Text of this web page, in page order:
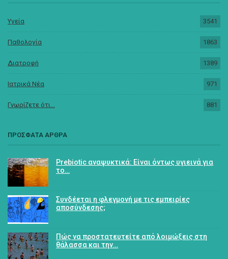
Υγεία 3541
Παθολογία 1863
Διατροφή 1389
Ιατρικά Νέα 971
Γνωρίζετε ότι... 881
ΠΡΟΣΦΑΤΑ ΑΡΘΡΑ
Prebiotic αναψυκτικά: Είναι όντως υγιεινά για
το…
Συνδέεται η φλεγμονή με τις εμπειρίες
αποσύνδεσης;
Πώς να προστατευτείτε από λοιμώξεις στη
θάλασσα και την…